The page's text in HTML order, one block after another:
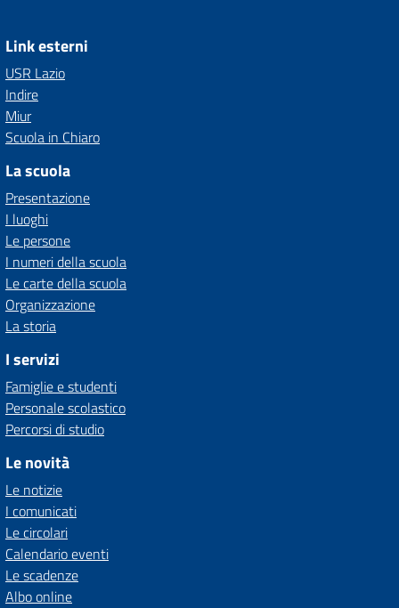
Link esterni
USR Lazio
Indire
Miur
Scuola in Chiaro
La scuola
Presentazione
I luoghi
Le persone
I numeri della scuola
Le carte della scuola
Organizzazione
La storia
I servizi
Famiglie e studenti
Personale scolastico
Percorsi di studio
Le novità
Le notizie
I comunicati
Le circolari
Calendario eventi
Le scadenze
Albo online